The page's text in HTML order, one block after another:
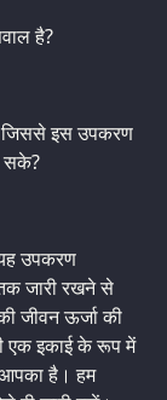
है?
जिससे इस उपकरण
सके?
उपकरण
जारी रखने से
जीवन ऊर्जा की
एक इकाई के रूप में
आपका है। हम